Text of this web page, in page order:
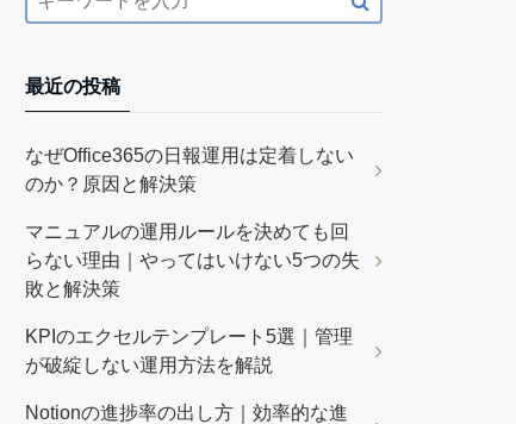
最近の投稿
なぜOffice365の日報運用は定着しない
のか？原因と解決策
マニュアルの運用ルールを決めても回
らない理由｜やってはいけない5つの失
敗と解決策
KPIのエクセルテンプレート5選｜管理
が破綻しない運用方法を解説
Notionの進捗率の出し方｜効率的な進